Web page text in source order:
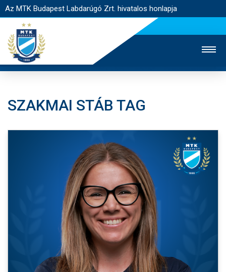
Az MTK Budapest Labdarúgó Zrt. hivatalos honlapja
STADION
EGYESÜLET
KAPCSOLAT
NYITÓLAP
HÍREK
CSAPATOK
MÉRKŐZÉSEK
KLUB
SZAKMAI STÁB TAG